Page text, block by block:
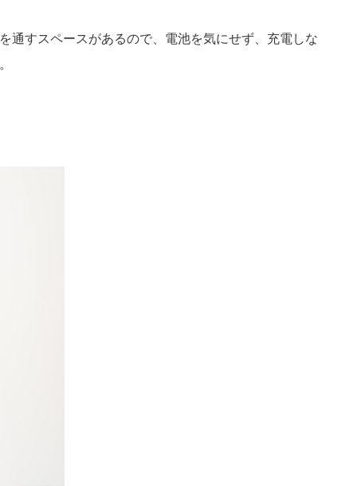
通すスペースがあるので、電池を気にせず、充電しな